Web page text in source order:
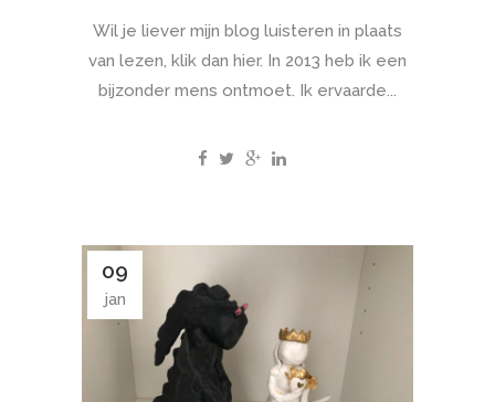
Wil je liever mijn blog luisteren in plaats
van lezen, klik dan hier. In 2013 heb ik een
bijzonder mens ontmoet. Ik ervaarde...
09
jan